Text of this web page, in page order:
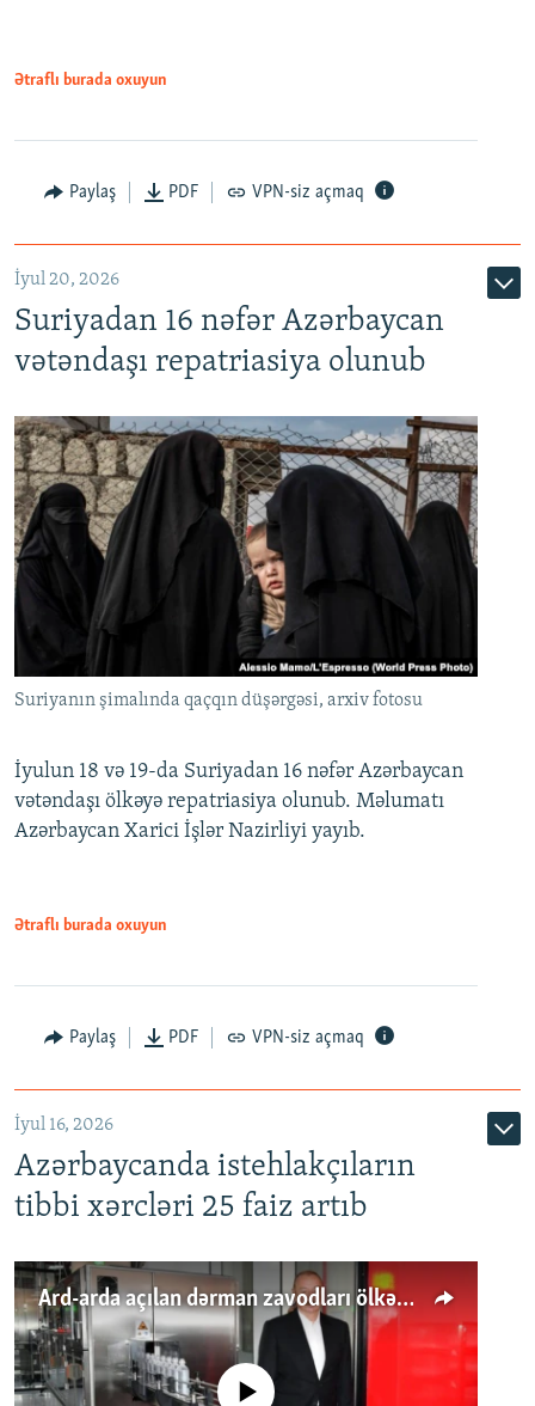
Auto
Ətraflı burada oxuyun
Paylaş PDF VPN-siz açmaq
İyul 20, 2026
Suriyadan 16 nəfər Azərbaycan
vətəndaşı repatriasiya olunub
Suriyanın şimalında qaçqın düşərgəsi, arxiv fotosu
İyulun 18 və 19-da Suriyadan 16 nəfər Azərbaycan
vətəndaşı ölkəyə repatriasiya olunub. Məlumatı
Azərbaycan Xarici İşlər Nazirliyi yayıb.
Ətraflı burada oxuyun
Paylaş PDF VPN-siz açmaq
İyul 16, 2026
Azərbaycanda istehlakçıların
tibbi xərcləri 25 faiz artıb
Ard-arda açılan dərman zavodları ölkənin tələbatını ödəyirmi?
No media source currently available